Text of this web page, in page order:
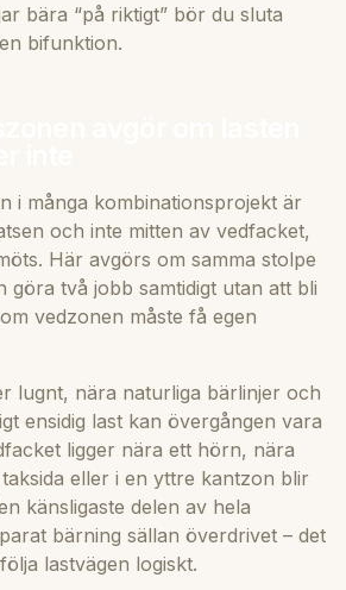
bära “på riktigt” bör du sluta
bifunktion.
i många kombinationsprojekt är
och inte mitten av vedfacket,
Här avgörs om samma stolpe
göra två jobb samtidigt utan att bli
vedzonen måste få egen
lugnt, nära naturliga bärlinjer och
ensidig last kan övergången vara
ligger nära ett hörn, nära
eller i en yttre kantzon blir
känsligaste delen av hela
bärning sällan överdrivet – det
lastvägen logiskt.